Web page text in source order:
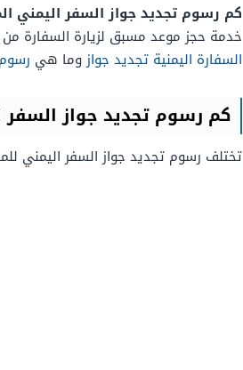
كم رسوم تجديد جواز السفر اليمني
خدمة حجز موعد مسبق لزيارة السفارة
السفارة اليمنية تجديد جوازوما هي
كم رسوم تجديد جواز السفر
تختلف رسوم تجديد جواز السفر اليمني